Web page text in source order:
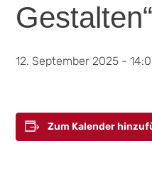
12. September 2025 -
Zum Kalender